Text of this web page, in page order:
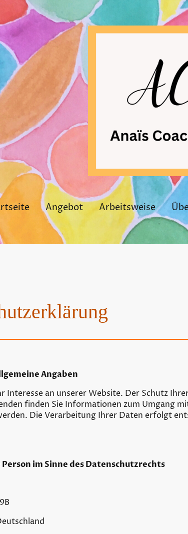
Angebot Arbeitsweise
Angaben
Interesse an unserer Website. Der Schutz
finden Sie Informationen zum Umgang
Die Verarbeitung Ihrer Daten erfolgt
im Sinne des Datenschutzrechts